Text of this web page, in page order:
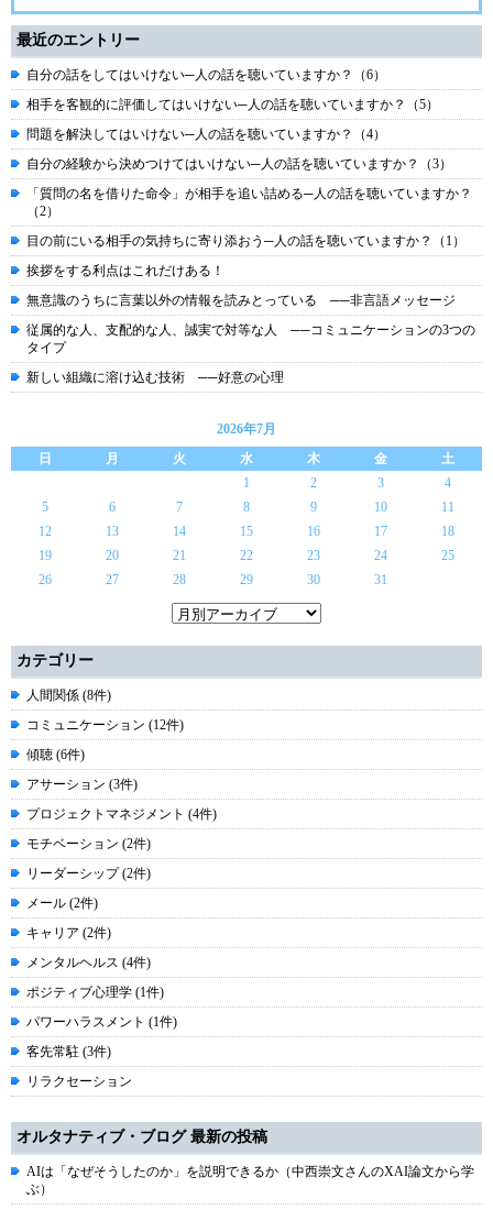
最近のエントリー
自分の話をしてはいけない─人の話を聴いていますか？（6）
相手を客観的に評価してはいけない─人の話を聴いていますか？（5）
問題を解決してはいけない─人の話を聴いていますか？（4）
自分の経験から決めつけてはいけない─人の話を聴いていますか？（3）
「質問の名を借りた命令」が相手を追い詰める─人の話を聴いていますか？
（2）
目の前にいる相手の気持ちに寄り添おう─人の話を聴いていますか？（1）
挨拶をする利点はこれだけある！
無意識のうちに言葉以外の情報を読みとっている ──非言語メッセージ
従属的な人、支配的な人、誠実で対等な人 ──コミュニケーションの3つの
タイプ
新しい組織に溶け込む技術 ──好意の心理
2026年7月
日
月 火 水 木 金
土
1
2 3
4
5
6 7 8 9 10
11
12
13 14 15 16 17
18
19
20 21 22 23 24
25
26
27 28 29 30 31
カテゴリー
人間関係 (8件)
コミュニケーション (12件)
傾聴 (6件)
アサーション (3件)
プロジェクトマネジメント (4件)
モチベーション (2件)
リーダーシップ (2件)
メール (2件)
キャリア (2件)
メンタルヘルス (4件)
ポジティブ心理学 (1件)
パワーハラスメント (1件)
客先常駐 (3件)
リラクセーション
オルタナティブ・ブログ 最新の投稿
AIは「なぜそうしたのか」を説明できるか（中西崇文さんのXAI論文から学
ぶ）